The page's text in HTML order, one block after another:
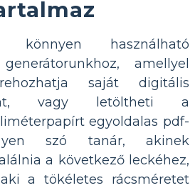
könnyen használható
amellyel
saját digitális
vagy letöltheti a
egyoldalas pdf-
szó tanár, akinek
a következő leckéhez,
a tökéletes rácsméretet